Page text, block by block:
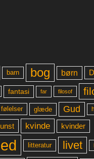
barn bog børn
fantasi far filosof
følelser glæde Gud
kvinde kvinder
litteratur livet